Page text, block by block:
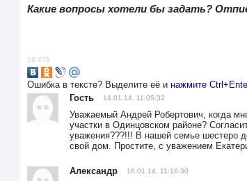
Какие вопросы хотели бы задать?
16 479
Ошибка в тексте? Выделите её и нажмите
Гость
14.01.14, 11:05:32
Уважаемый Андрей Робертович, когда
участки в Одинцовском районе?
уважения???!!! В нашей семье шестеро
свой дом. Простите, с уважением
Александр 16.01.14, 11:16:30